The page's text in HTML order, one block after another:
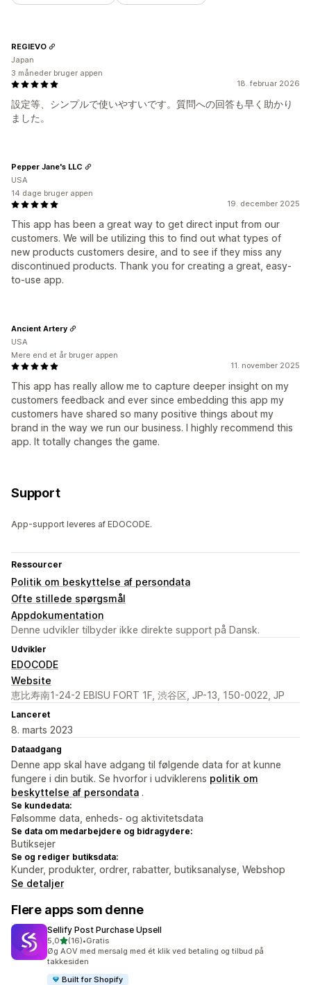
18. februar 2026
設定等、シンプルで使いやすいです。質問への回答も早く助かり
ました。
REGIEVO
Japan
3 måneder bruger appen
19. december 2025
This app has been a great way to get direct input from our
customers. We will be utilizing this to find out what types of
new products customers desire, and to see if they miss any
discontinued products. Thank you for creating a great, easy-
to-use app.
Pepper Jane's LLC
USA
14 dage bruger appen
11. november 2025
This app has really allow me to capture deeper insight on my
customers feedback and ever since embedding this app my
customers have shared so many positive things about my
brand in the way we run our business. I highly recommend this
app. It totally changes the game.
Ancient Artery
USA
Mere end et år bruger appen
Support
App-support leveres af EDOCODE.
Ressourcer
Politik om beskyttelse af persondata
Ofte stillede spørgsmål
Appdokumentation
Denne udvikler tilbyder ikke direkte support på Dansk.
Udvikler
EDOCODE
Website
恵比寿南1-24-2 EBISU FORT 1F, 渋谷区, JP-13, 150-0022, JP
Lanceret
8. marts 2023
Dataadgang
Denne app skal have adgang til følgende data for at kunne
fungere i din butik. Se hvorfor i udviklerens politik om
beskyttelse af persondata .
Se kundedata:
Følsomme data, enheds- og aktivitetsdata
Se data om medarbejdere og bidragydere:
Butiksejer
Se og rediger butiksdata:
Kunder, produkter, ordrer, rabatter, butiksanalyse, Webshop
Se detaljer
Flere apps som denne
Sellify Post Purchase Upsell
5,0ud af 5 stjerner
(16)
16 anmeldelser i alt
•Gratis
Øg AOV med mersalg med ét klik ved betaling og tilbud på
takkesiden
Built for Shopify